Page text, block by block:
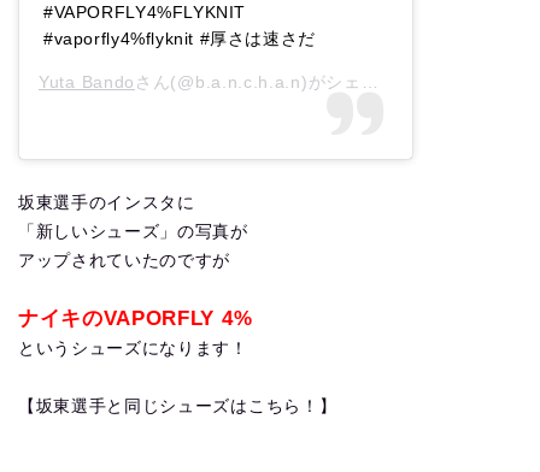
#VAPORFLY4%FLYKNIT
#vaporfly4%flyknit #厚さは速さだ
Yuta Bando さん(@b.a.n.c.h.a.n)がシェアした投稿 –
坂東選手のインスタに
「新しいシューズ」の写真が
アップされていたのですが
ナイキのVAPORFLY 4%
というシューズになります！
【坂東選手と同じシューズはこちら！】